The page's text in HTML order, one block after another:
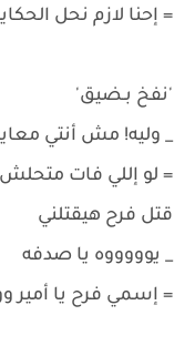
= إحنا لازم نحل
'نفخ بـضيق'
_ وليه! مش أنتي
= لو إللي فات
قتل فرح هيقتلني
_ يوووووه يا صدفه
= إسمي فرح يا